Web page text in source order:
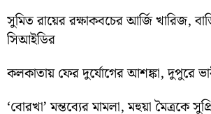
সুমিত রায়ের রক্ষাকবচের আর্জি খারিজ,
সিআইডির
কলকাতায় ফের দুর্যোগের আশঙ্কা, দুপুরে
‘বোরখা’ মন্তব্যের মামলা, মহুয়া মৈত্রকে